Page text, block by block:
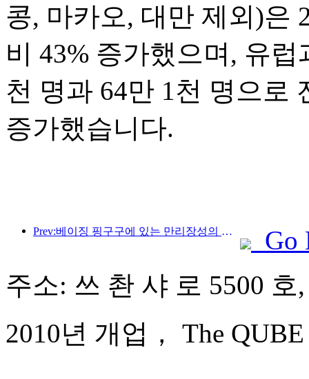
콩, 마카오, 대만 제외)은
비 43% 증가했으며, 유
천 명과 64만 1천 명으로
증가했습니다.
Prev:베이징 핑구구에 있는 만리장성의 장쥔관 구간은 이르면 2026년 말에 일반에 개방될 예정이다.
Go
주소: 쓰 촨 샤 로 5500 호
2010년 개업， The